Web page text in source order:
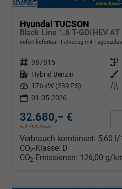
Hyundai TUCSON
sofort lieferbar Fahrzeug mit
Fahrzeugnr. 987815 Getriebe
Kraftstoff Hybrid Benzin Außenfarbe
Leistung 176 kW (239 PS) Kilometerstand
01.05.2026
32.680,– €
incl. 19% MwSt.
Verbrauch kombiniert: 5,60 l/
CO2-Klasse: D
CO2-Emissionen: 126,00 g/